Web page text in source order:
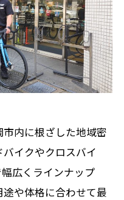
内に根ざした地域密
イクやクロスバイ
広くラインナップ
や体格に合わせて最